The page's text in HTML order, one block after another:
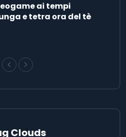
ai tempi
e tetra ora del tè
Clouds